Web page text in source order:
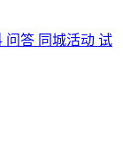
问答 同城活动 试